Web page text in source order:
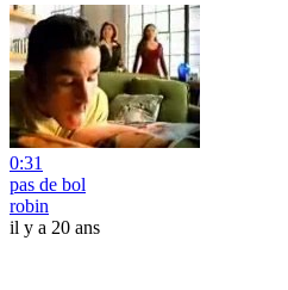
0:31
pas de bol
robin
il y a 20 ans